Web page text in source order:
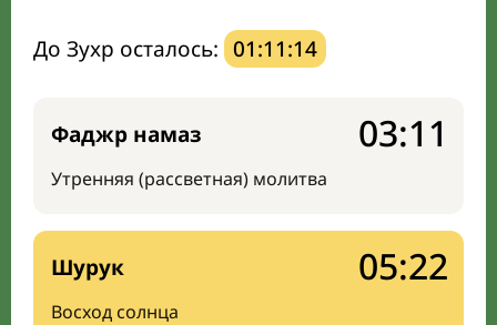
До Зухр осталось: 01:11:13
Фаджр намаз
Утренняя (рассветная) молитва
03:11
Шурук
Восход солнца
05:22